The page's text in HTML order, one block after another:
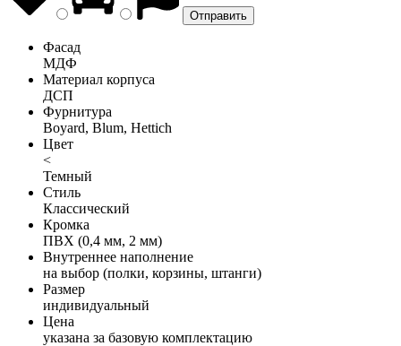
Фасад
МДФ
Материал корпуса
ДСП
Фурнитура
Boyard, Blum, Hettich
Цвет
<
Темный
Стиль
Классический
Кромка
ПВХ (0,4 мм, 2 мм)
Внутреннее наполнение
на выбор (полки, корзины, штанги)
Размер
индивидуальный
Цена
указана за базовую комплектацию